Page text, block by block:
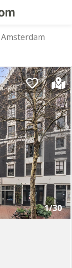
1/30